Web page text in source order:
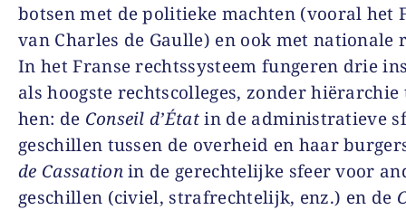
botsen met de politieke machten (vooral het
van Charles de Gaulle) en ook met nationale
In het Franse rechtssysteem fungeren drie
als hoogste rechtscolleges, zonder hiërarchie
hen: de Conseil d’Étatin de administratieve
geschillen tussen de overheid en haar
de Cassationin de gerechtelijke sfeer voor
geschillen (civiel, strafrechtelijk, enz.) en de